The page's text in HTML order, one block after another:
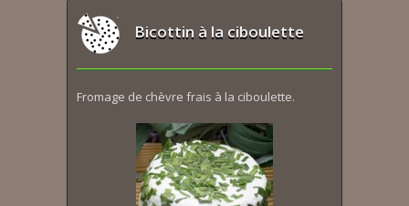
Bicottin à la ciboulette
Fromage de chèvre frais à la ciboulette.